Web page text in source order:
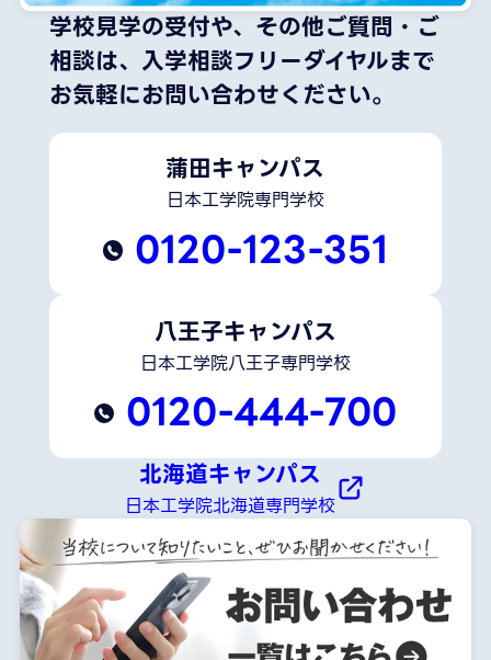
学校見学の受付や、その他ご質問・ご
相談は、 入学相談フリーダイヤルまで
お気軽にお問い合わせください。
蒲田キャンパス
日本工学院専門学校
0120-123-351
八王子キャンパス
日本工学院八王子専門学校
0120-444-700
北海道キャンパス
日本工学院北海道専門学校